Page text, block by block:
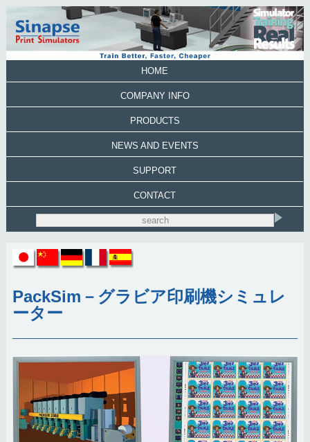
HOME
COMPANY INFO
PRODUCTS
NEWS AND EVENTS
SUPPORT
CONTACT
PackSim－グラビア印刷機シミュレ
ーター